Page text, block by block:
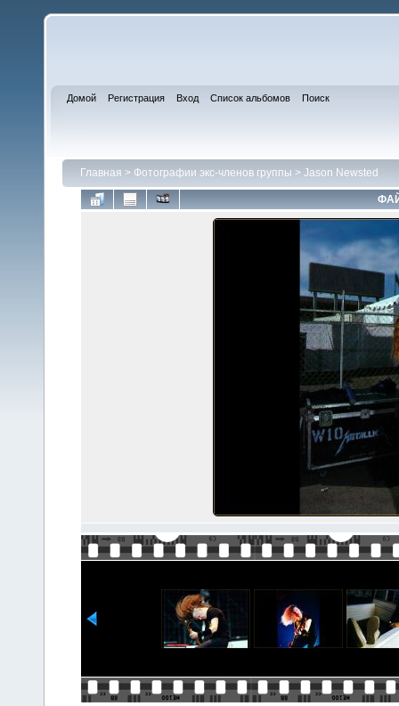
Домой Регистрация Вход Список альбомов Поиск
Главная > Фотографии экс-членов группы > Jason Newsted